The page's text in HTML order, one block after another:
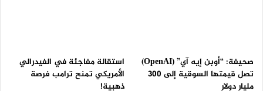
صحيفة: “أوبن إيه آي” (OpenAI)
تصل قيمتها السوقية إلى 300
مليار دولار
استقالة مفاجئة في الفيدرالي
الأمريكي تمنح ترامب فرصة
ذهبية!